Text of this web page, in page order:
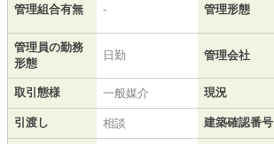
管理組合有無 - 管理形態
管理員の勤務
形態
日勤 管理会社
取引態様 一般媒介 現況
引渡し 相談 建築確認番号